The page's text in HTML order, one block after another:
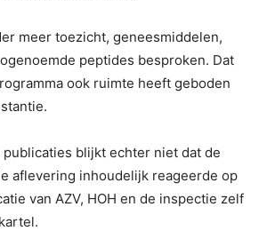
meer toezicht, geneesmiddelen,
peptides besproken. Dat
ook ruimte heeft geboden
blijkt echter niet dat de
aflevering inhoudelijk reageerde op
van AZV, HOH en de inspectie zelf